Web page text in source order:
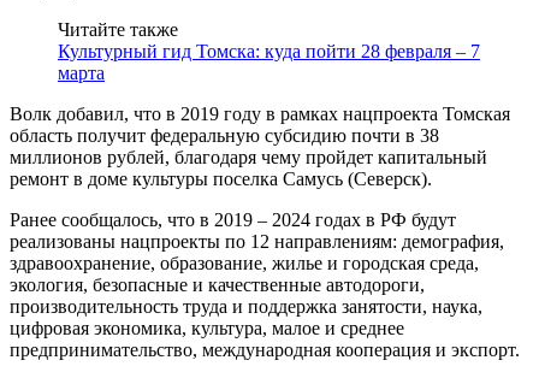
Читайте также
Культурный гид Томска: куда пойти 28 февраля – 7
марта
Волк добавил, что в 2019 году в рамках нацпроекта Томская
область получит федеральную субсидию почти в 38
миллионов рублей, благодаря чему пройдет капитальный
ремонт в доме культуры поселка Самусь (Северск).
Ранее сообщалось, что в 2019 – 2024 годах в РФ будут
реализованы нацпроекты по 12 направлениям: демография,
здравоохранение, образование, жилье и городская среда,
экология, безопасные и качественные автодороги,
производительность труда и поддержка занятости, наука,
цифровая экономика, культура, малое и среднее
предпринимательство, международная кооперация и экспорт.